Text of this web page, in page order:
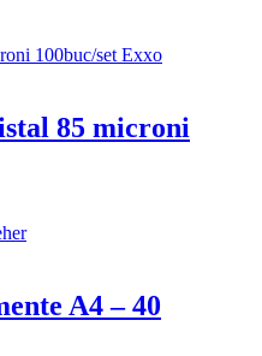
85 microni
A4 – 40